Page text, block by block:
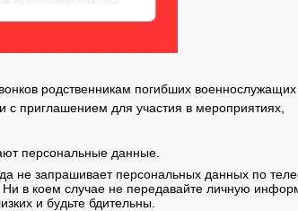
родственникам погибших военнослужащих
с приглашением для участия в мероприятиях,
персональные данные.
не запрашивает персональных данных по
Ни в коем случае не передавайте личную
и будьте бдительны.